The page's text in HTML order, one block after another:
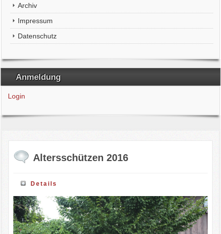
Archiv
Impressum
Datenschutz
Anmeldung
Login
Altersschützen 2016
Details